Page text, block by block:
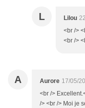
L Lilou
<br />
<br />
A Aurore 17/05/
<br />
/> <br /> Moi je